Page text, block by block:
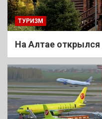
ТУРИЗМ
На Алтае